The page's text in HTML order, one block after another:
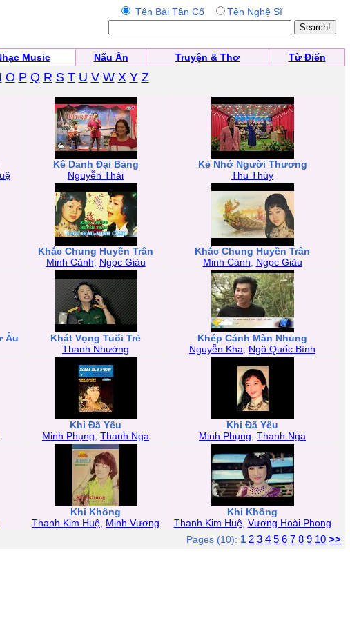
Tên Bài Tân Cổ Tên Nghệ Sĩ
Music Nấu Ăn Truyện & Thơ
Từ Điển
O P Q R S T U V W X Y Z
Kê Danh Đại Bảng
Nguyễn Thái
Kẻ Nhớ Người Thương
Thu Thủy
Khắc Chung Huyền Trân
Minh Cảnh
Ngọc Giàu
Khắc Chung Huyền Trân
Minh Cảnh
Ngọc Giàu
Ấu
Khát Vọng Tuổi Trẻ
Thanh Nhường
Khép Cánh Màn Nhung
Nguyễn Kha
Ngô Quốc Bình
Khi Đã Yêu
Minh Phụng Thanh Nga
Khi Đã Yêu
Minh Phụng Thanh Nga
Khi Không
Thanh Kim Huệ Minh Vương
Khi Không
Thanh Kim Huệ, Vương Hoài Phong
Pages (10): 1 2 3 4 5 6 7 8 9 10 >>